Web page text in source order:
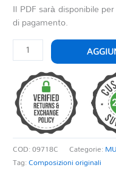
Il PDF sarà disponibile
di pagamento.
AMOR
MARSCH
quantità
COD:09718C Categorie:
Tag:Composizioni originali